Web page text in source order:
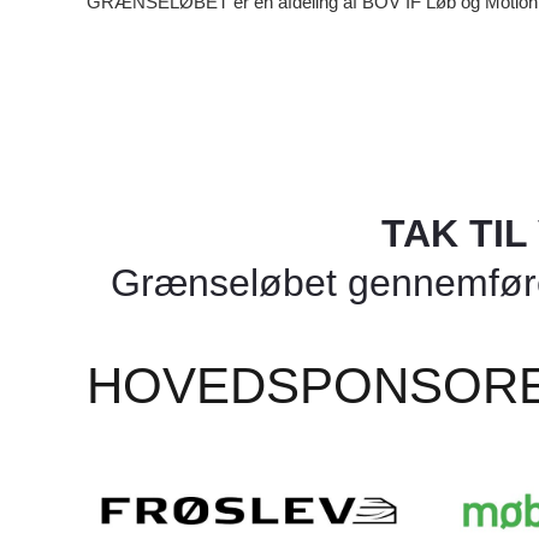
TAK TIL
Grænseløbet